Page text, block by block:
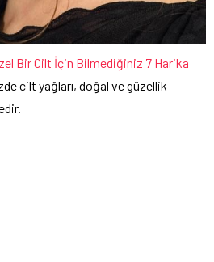
Bir Cilt İçin Bilmediğiniz 7 Harika
cilt yağları, doğal ve güzellik